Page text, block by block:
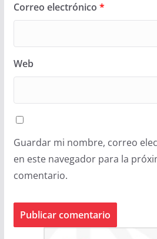
Correo electrónico *
Web
Guardar mi nombre, correo
en este navegador para la
comentario.